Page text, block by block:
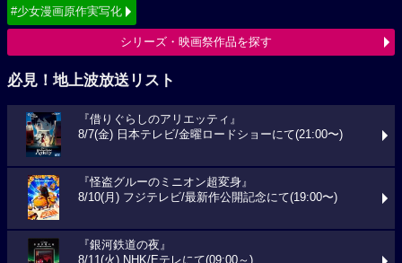
#少女漫画原作実写化
シリーズ・映画祭作品を探す
必見！地上波放送リスト
『借りぐらしのアリエッティ』
8/7(金) 日本テレビ/金曜ロードショーにて(21:00〜)
『怪盗グルーのミニオン超変身』
8/10(月) フジテレビ/最新作公開記念にて(19:00〜)
『銀河鉄道の夜』
8/11(火) NHK/Eテレにて(09:00～)